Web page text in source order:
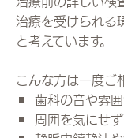
治療を受けられる
と考えています。
こんな方は一度ご
歯科の音や雰
周囲を気にせ